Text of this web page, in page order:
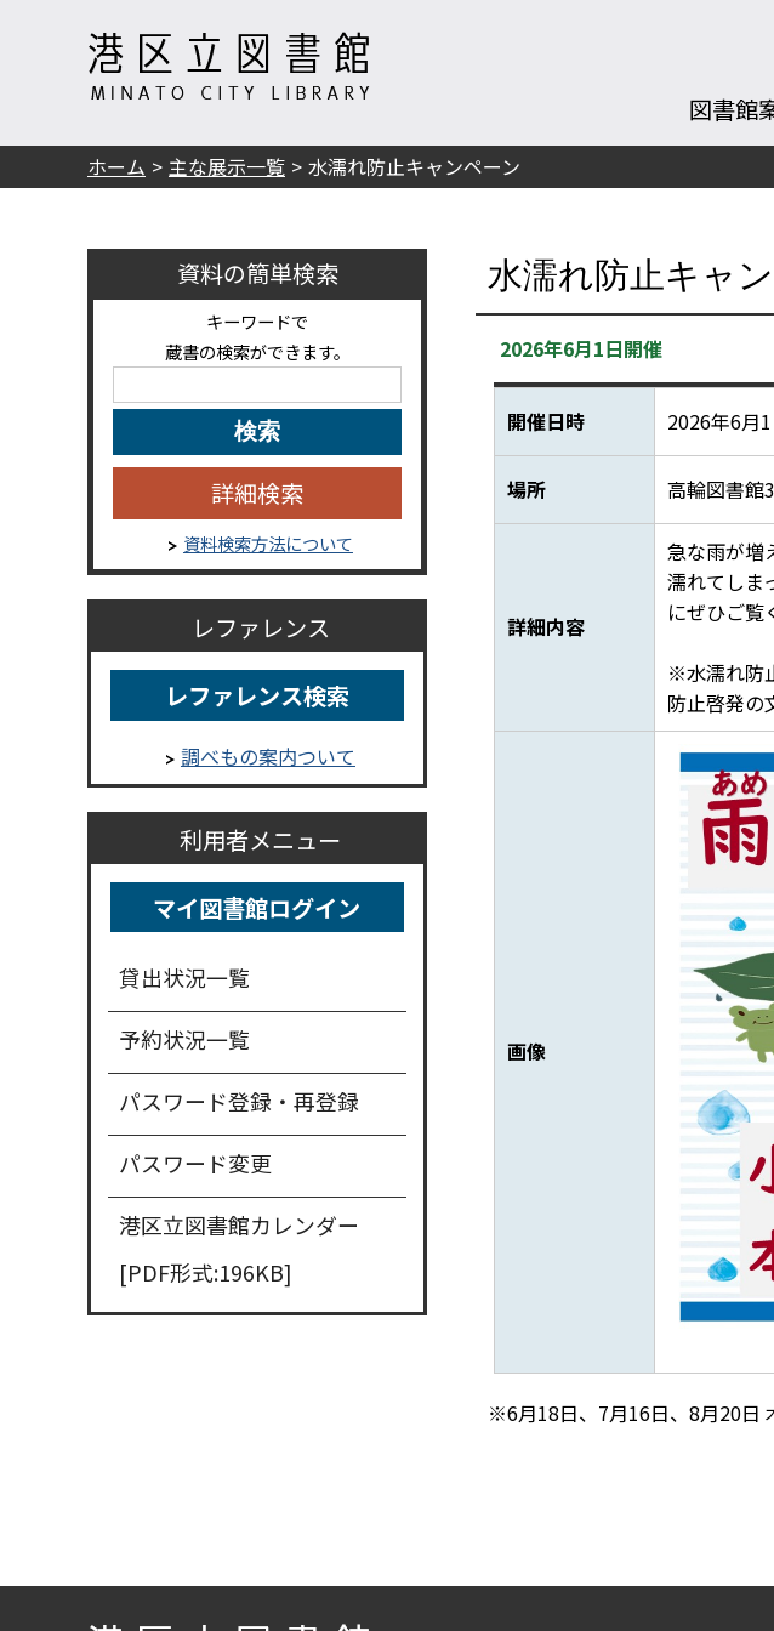
図書館
ホーム 主な展示一覧 水濡れ防止キャンペーン
資料の簡単検索
キーワードで
蔵書の検索ができます。
詳細検索
資料検索方法について
レファレンス
レファレンス検索
調べもの案内ついて
利用者メニュー
マイ図書館ログイン
貸出状況一覧
予約状況一覧
パスワード登録・再登録
パスワード変更
港区立図書館カレンダー
[PDF形式:196KB]
水濡れ防止キャ
2026年6月1日開催
開催日時 2026年6月
場所 高輪図書館
詳細内容
急な雨が増
濡れてしま
にぜひご覧
※水濡れ防
防止啓発の
画像
※6月18日、7月16日、8月20日